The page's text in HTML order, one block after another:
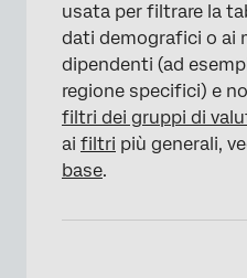
usata per filtrare la
dati demografici o ai
dipendenti (ad
regione specifici) e
filtri dei gruppi di
ai filtri più generali,
base.